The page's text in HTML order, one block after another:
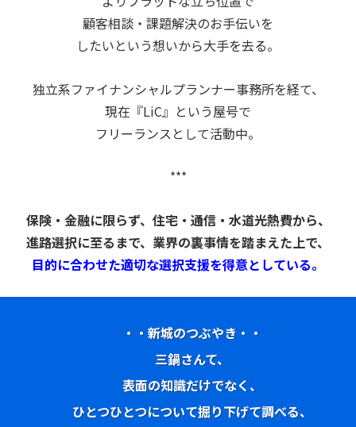
顧客相談 ・課題解決のお手伝いを
したいという想いから大手を去る。
独立系ファイナンシャルプランナー事務所を経て、
現在『LiC』という屋号で
フリーランスとして活動中。
***
保険・金融に限らず、住宅・通信・水道光熱費から、
進路選択に至るまで、業界の裏事情を踏まえた上で、
目的に合わせた適切な選択支援を得意としている。
・・新城のつぶやき・・
三鍋さんて、
表面の知識だけでなく、
ひとつひとつについて掘り下げて調べる、